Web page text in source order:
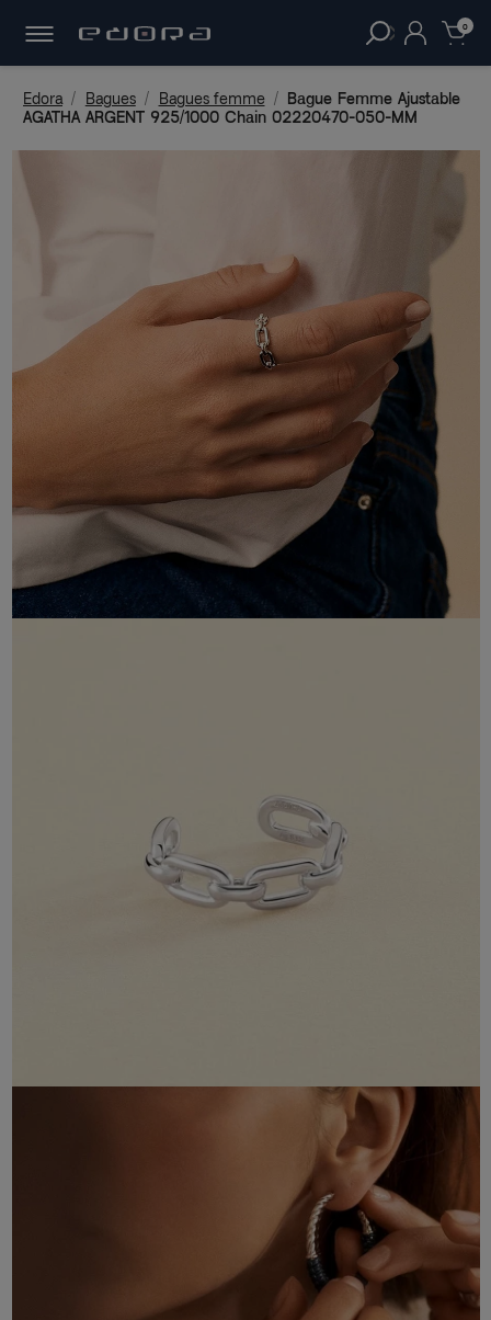
clear 0
Edora Bagues Bagues femme
Bague Femme Ajustable
AGATHA ARGENT 925/1000 Chain 02220470-050-MM